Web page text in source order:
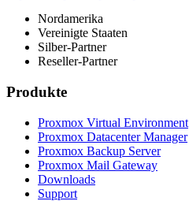
Nordamerika
Vereinigte Staaten
Silber-Partner
Reseller-Partner
Produkte
Proxmox Virtual Environment
Proxmox Datacenter Manager
Proxmox Backup Server
Proxmox Mail Gateway
Downloads
Support